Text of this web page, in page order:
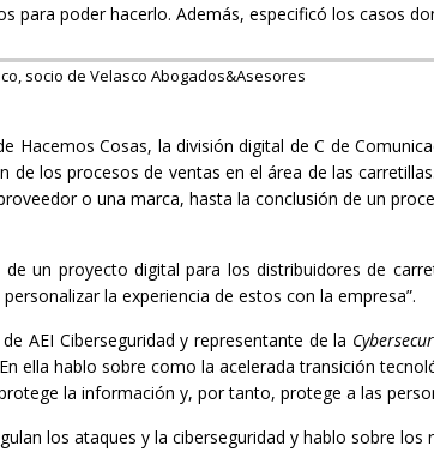
para poder hacerlo. Además, especificó los casos
socio de Velasco Abogados&Asesores
Hacemos Cosas, la división digital de C de
de los procesos de ventas en el área de las
o una marca, hasta la conclusión de un
de un proyecto digital para los distribuidores de
la experiencia de estos con la empresa”.
AEI Ciberseguridad y representante de la
En ella hablo sobre como la acelerada transición
la información y, por tanto, protege a las
los ataques y la ciberseguridad y hablo sobre